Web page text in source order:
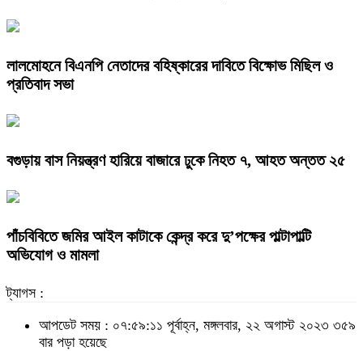
লালমোহনে বিএনপি নেতাদের বহিষ্কারের দাবিতে বিক্ষোভ মিছিল ও
প্রতিবাদ সভা
বগুড়ায় বাস নিয়ন্ত্রণ হারিয়ে বাজারে ঢুকে নিহত ৭, আহত অন্তত ২৫
পাঁচবিবিতে জমির আইল কাটাকে কেন্দ্র করে দু’পক্ষের পাল্টাপাল্টি
অভিযোগ ও মামলা
ট্যাগস :
আপডেট সময় : ০৭:৫৯:১১ পূর্বাহ্ন, মঙ্গলবার, ২২ অগাস্ট ২০২৩ ৩৫৯
বার পড়া হয়েছে